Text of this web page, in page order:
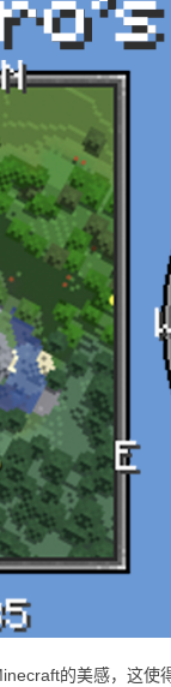
的美感，这